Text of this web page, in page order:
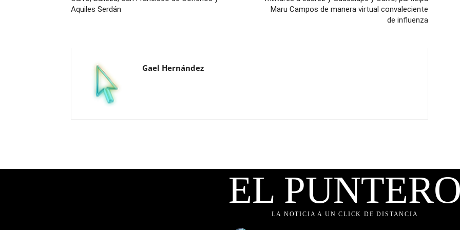
Aquiles Serdán
Maru Campos de manera virtual convaleciente
de influenza
Gael Hernández
EL
LA NOTICIA A UN CLICK DE DISTANCIA